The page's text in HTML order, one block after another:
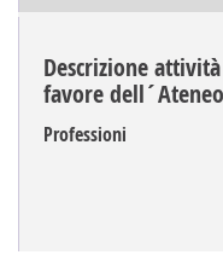
Descrizione
favore dell´Ateneo
Professioni